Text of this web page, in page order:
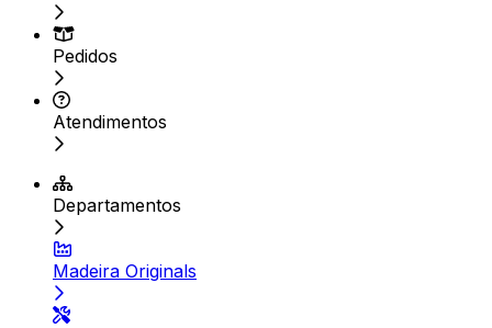
Pedidos
Atendimentos
Departamentos
Madeira Originals